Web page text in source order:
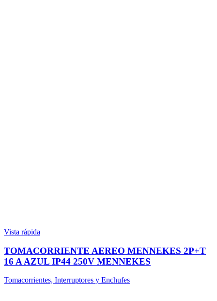
Vista rápida
TOMACORRIENTE AEREO MENNEKES 2P+T
16 A AZUL IP44 250V MENNEKES
Tomacorrientes, Interruptores y Enchufes